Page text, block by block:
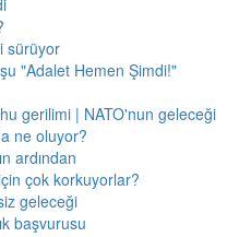
sürüyor
"Adalet Hemen Şimdi!"
gerilimi | NATO'nun geleceği
ne oluyor?
ardından
çok korkuyorlar?
geleceği
başvurusu